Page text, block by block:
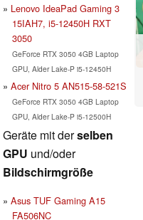
Lenovo IdeaPad Gaming 3
15IAH7, i5-12450H RXT
3050
GeForce RTX 3050 4GB Laptop
GPU, Alder Lake-P i5-12450H
Acer Nitro 5 AN515-58-521S
GeForce RTX 3050 4GB Laptop
GPU, Alder Lake-P i5-12500H
Geräte mit derselben
GPU und/oder
Bildschirmgröße
Asus TUF Gaming A15
FA506NC